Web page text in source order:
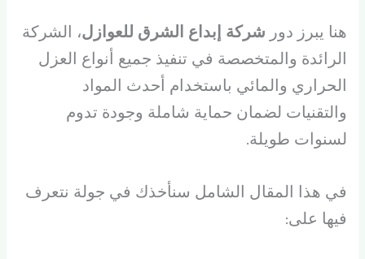
هنا يبرز دور شركة إبداع الشرق للعوازل، الشركة
الرائدة والمتخصصة في تنفيذ جميع أنواع العزل
الحراري والمائي باستخدام أحدث المواد
والتقنيات لضمان حماية شاملة وجودة تدوم
لسنوات طويلة.
في هذا المقال الشامل سنأخذك في جولة نتعرف
فيها على: